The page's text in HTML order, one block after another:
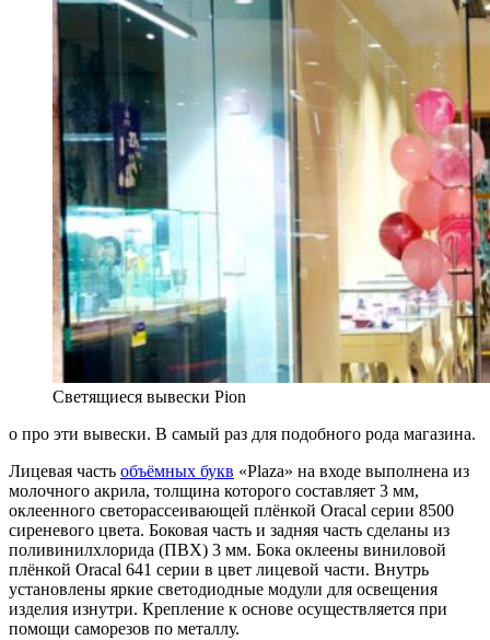
Светящиеся вывески Pion
о про эти вывески. В самый раз для подобного рода магазина.
Лицевая часть объёмных букв «Plaza» на входе выполнена из
молочного акрила, толщина которого составляет 3 мм,
оклеенного светорассеивающей плёнкой Oracal серии 8500
сиреневого цвета. Боковая часть и задняя часть сделаны из
поливинилхлорида (ПВХ) 3 мм. Бока оклеены виниловой
плёнкой Oracal 641 серии в цвет лицевой части. Внутрь
установлены яркие светодиодные модули для освещения
изделия изнутри. Крепление к основе осуществляется при
помощи саморезов по металлу.